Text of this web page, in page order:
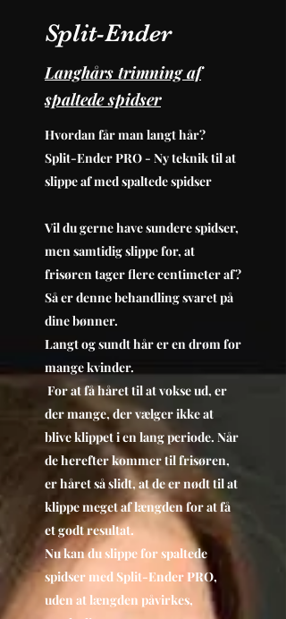
Split-Ender
Langhårs trimning af
spaltede spidser
Hvordan får man langt hår?
Split-Ender PRO - Ny teknik til at
slippe af med spaltede spidser
Vil du gerne have sundere spidser,
men samtidig slippe for, at
frisøren tager flere centimeter af?
Så er denne behandling svaret på
dine bønner.
Langt og sundt hår er en drøm for
mange kvinder.
For at få håret til at vokse ud, er
der mange, der vælger ikke at
blive klippet i en lang periode. Når
de herefter kommer til frisøren,
er håret så slidt, at de er nødt til at
klippe meget af længden for at få
et godt resultat.
Nu kan du slippe for spaltede
spidser med Split-Ender PRO,
uden at længden påvirkes,